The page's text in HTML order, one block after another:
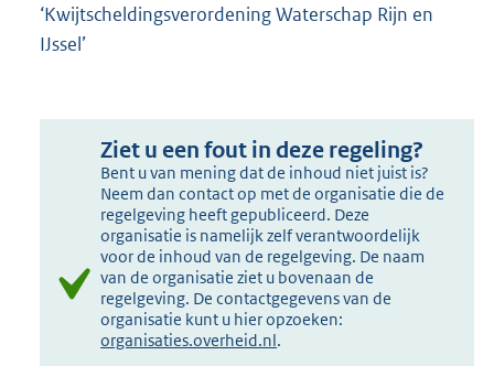
‘Kwijtscheldingsverordening Waterschap Rijn en
IJssel’
Ziet u een fout in deze regeling?
Bent u van mening dat de inhoud niet juist is?
Neem dan contact op met de organisatie die de
regelgeving heeft gepubliceerd. Deze
organisatie is namelijk zelf verantwoordelijk
voor de inhoud van de regelgeving. De naam
van de organisatie ziet u bovenaan de
regelgeving. De contactgegevens van de
organisatie kunt u hier opzoeken:
organisaties.overheid.nl.